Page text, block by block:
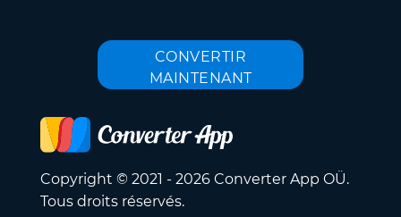
CONVERTIR
MAINTENANT
Copyright © 2021 - 2026 Converter App OÜ.
Tous droits réservés.